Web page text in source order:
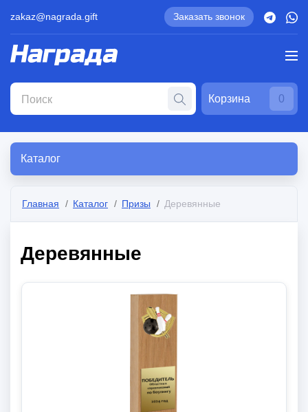
zakaz@nagrada.gift Заказать звонок
Корзина 0
Каталог
Главная Каталог Призы Деревянные
Деревянные